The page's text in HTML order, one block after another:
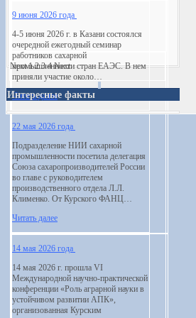
9 июня 2026 года
4-5 июня 2026 г. в Казани состоялся
очередной ежегодный семинар
работников сахарной
промышленности стран ЕАЭС. В нем
приняли участие около…
Читать далее
22 мая 2026 года
Подразделение НИИ сахарной
промышленности посетила делегация
Союза сахаропроизводителей России
во главе с руководителем
производственного отдела Л.Л.
Клименко. От Курского ФАНЦ…
Читать далее
14 мая 2026 года
14 мая 2026 г. прошла VI
Международной научно-практической
конференции «Роль аграрной науки в
устойчивом развитии АПК»,
организованная Курским
Next1234Next
Интересные факты